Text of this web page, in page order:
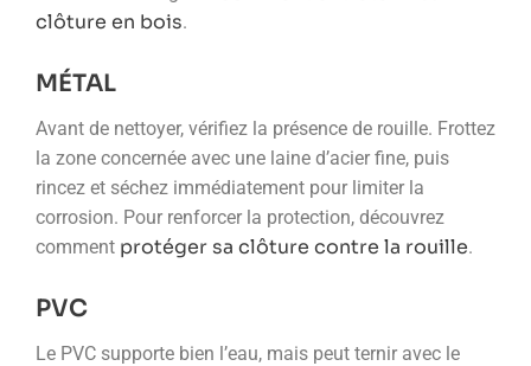
clôture en bois.
MÉTAL
Avant de nettoyer, vérifiez la présence de rouille. Frottez
la zone concernée avec une laine d’acier fine, puis
rincez et séchez immédiatement pour limiter la
corrosion. Pour renforcer la protection, découvrez
comment protéger sa clôture contre la rouille.
PVC
Le PVC supporte bien l’eau, mais peut ternir avec le